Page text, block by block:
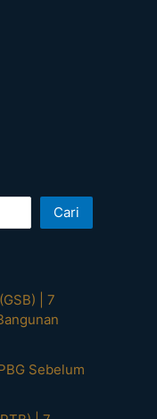
Cari
| 7
Sebelum